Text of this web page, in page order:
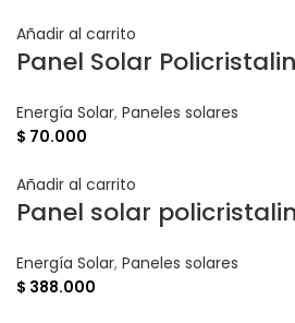
Añadir al carrito
Panel Solar
Energía Solar, Paneles solares
$ 70.000
Añadir al carrito
Panel solar
Energía Solar, Paneles solares
$ 388.000